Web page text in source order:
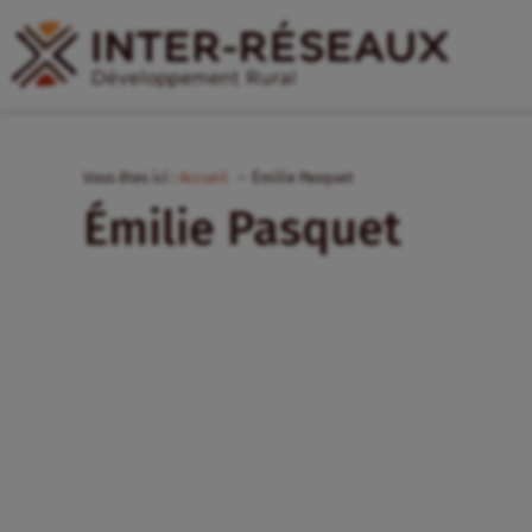
Vous êtes ici : Accueil Émilie Pasquet
Émilie Pasquet